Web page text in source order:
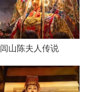
闾山陈夫人传说